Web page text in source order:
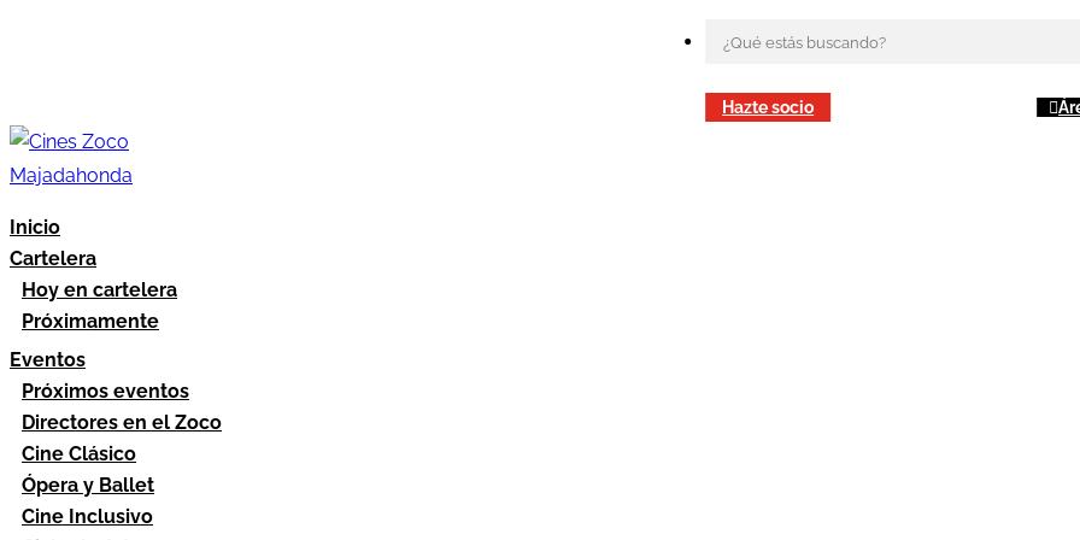
Hazte socio
Inicio
Cartelera
Hoy en cartelera
Próximamente
Eventos
Próximos eventos
Directores en el Zoco
Cine Clásico
Ópera y Ballet
Cine Inclusivo